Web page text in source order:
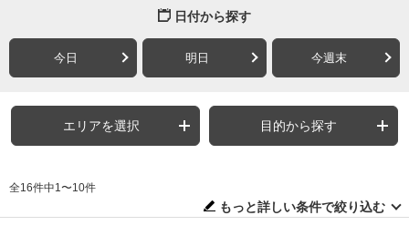
日付から探す
今日 明日 今週末
エリアを選択 目的から探す
全16件中1〜10件
もっと詳しい条件で絞り込む